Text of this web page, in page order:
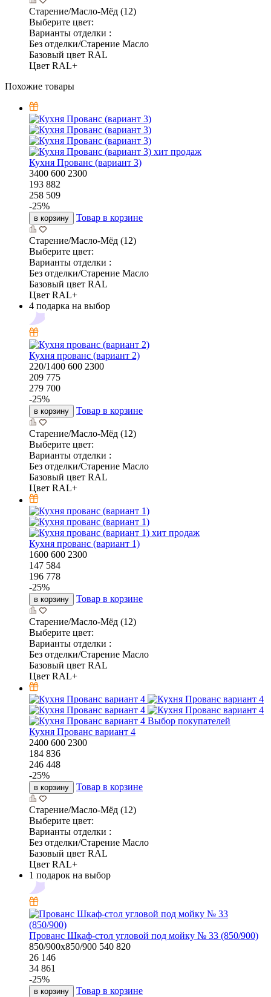
Старение/Масло-Мёд (12)
Выберите цвет:
Варианты отделки :
Без отделки/Старение Масло
Базовый цвет RAL
Цвет RAL+
Похожие товары
хит продаж
Кухня Прованс (вариант 3)
3400 600 2300
193 882
258 509
-25%
в корзину Товар в корзине
Старение/Масло-Мёд (12)
Выберите цвет:
Варианты отделки :
Без отделки/Старение Масло
Базовый цвет RAL
Цвет RAL+
4 подарка на выбор
Кухня прованс (вариант 2)
220/1400 600 2300
209 775
279 700
-25%
в корзину Товар в корзине
Старение/Масло-Мёд (12)
Выберите цвет:
Варианты отделки :
Без отделки/Старение Масло
Базовый цвет RAL
Цвет RAL+
хит продаж
Кухня прованс (вариант 1)
1600 600 2300
147 584
196 778
-25%
в корзину Товар в корзине
Старение/Масло-Мёд (12)
Выберите цвет:
Варианты отделки :
Без отделки/Старение Масло
Базовый цвет RAL
Цвет RAL+
Выбор покупателей
Кухня Прованс вариант 4
2400 600 2300
184 836
246 448
-25%
в корзину Товар в корзине
Старение/Масло-Мёд (12)
Выберите цвет:
Варианты отделки :
Без отделки/Старение Масло
Базовый цвет RAL
Цвет RAL+
1 подарок на выбор
Прованс Шкаф-стол угловой под мойку № 33 (850/900)
850/900х850/900 540 820
26 146
34 861
-25%
в корзину Товар в корзине